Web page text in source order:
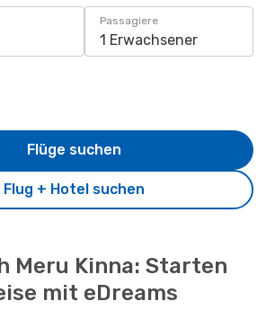
Passagiere
1 Erwachsener
Flug + Hotel suchen
Flüge suchen
Meru Kinna: Starten
mit eDreams